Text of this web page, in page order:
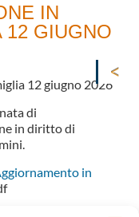
IN
12 GIUGNO
12 giugno 2026
di
in diritto di
in